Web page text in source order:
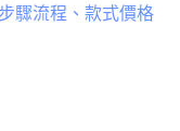
驟流程、款式價格